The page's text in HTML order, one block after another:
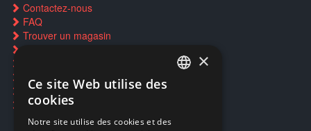
Contactez-nous
FAQ
Trouver un magasin
Restauration CD griffés
Réparations & SAV
Smartpoints
×
Ce site Web utilise des
cookies
Notre site utilise des cookies et des